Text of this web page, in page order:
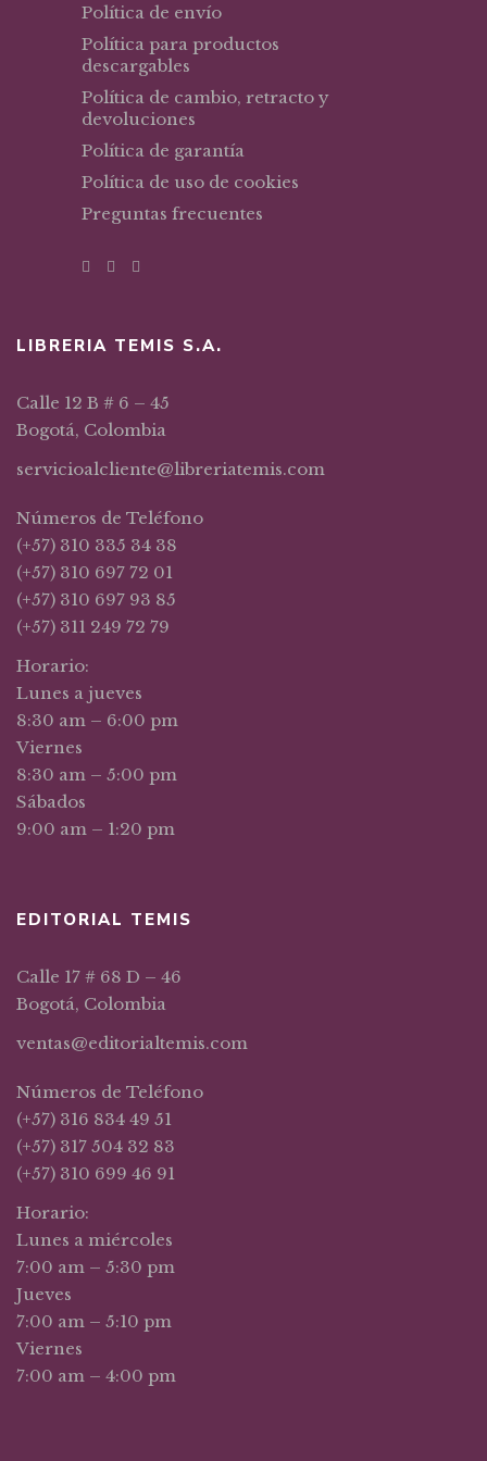
Política de envío
Política para productos
descargables
Política de cambio, retracto y
devoluciones
Política de garantía
Política de uso de cookies
Preguntas frecuentes
LIBRERIA TEMIS S.A.
Calle 12 B # 6 – 45
Bogotá, Colombia
servicioalcliente@libreriatemis.com
Números de Teléfono
(+57) 310 335 34 38
(+57) 310 697 72 01
(+57) 310 697 93 85
(+57) 311 249 72 79
Horario:
Lunes a jueves
8:30 am – 6:00 pm
Viernes
8:30 am – 5:00 pm
Sábados
9:00 am – 1:20 pm
EDITORIAL TEMIS
Calle 17 # 68 D – 46
Bogotá, Colombia
ventas@editorialtemis.com
Números de Teléfono
(+57) 316 834 49 51
(+57) 317 504 32 83
(+57) 310 699 46 91
Horario:
Lunes a miércoles
7:00 am – 5:30 pm
Jueves
7:00 am – 5:10 pm
Viernes
7:00 am – 4:00 pm